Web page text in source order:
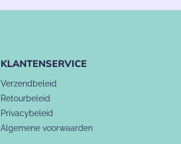
KLANTENSERVICE
Verzendbeleid
Retourbeleid
Privacybeleid
Algemene voorwaarden